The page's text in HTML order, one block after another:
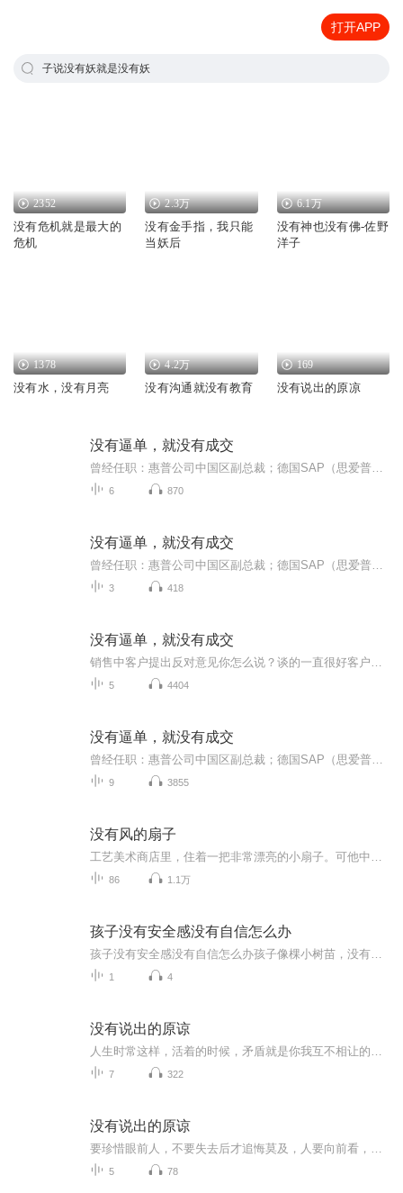
打开APP
子说没有妖就是没有妖
2352
没有危机就是最大的
危机
2.3万
没有金手指，我只能
当妖后
6.1万
没有神也没有佛-佐野
洋子
1378
没有水，没有月亮
4.2万
没有沟通就没有教育
169
没有说出的原凉
没有逼单，就没有成交
6 870
没有逼单，就没有成交
3 418
没有逼单，就没有成交
5 4404
没有逼单，就没有成交
9 3855
没有风的扇子
86 1.1万
孩子没有安全感没有自信怎么办
1 4
没有说出的原谅
7 322
没有说出的原谅
5 78